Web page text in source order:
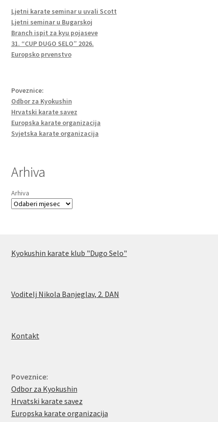
Ljetni karate seminar u uvali Scott
Ljetni seminar u Bugarskoj
Branch ispit za kyu pojaseve
31. “CUP DUGO SELO” 2026.
Europsko prvenstvo
Poveznice:
Odbor za Kyokushin
Hrvatski karate savez
Europska karate organizacija
Svjetska karate organizacija
Arhiva
Arhiva
Kyokushin karate klub "Dugo Selo"
Voditelj Nikola Banjeglav, 2. DAN
Kontakt
Poveznice:
Odbor za Kyokushin
Hrvatski karate savez
Europska karate organizacija